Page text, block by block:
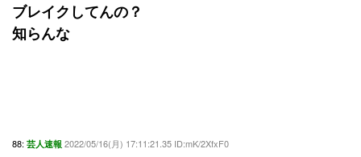
ブレイクしてんの？
知らんな
88: 芸人速報 2022/05/16(月) 17:11:21.35 ID:mK/2XfxF0